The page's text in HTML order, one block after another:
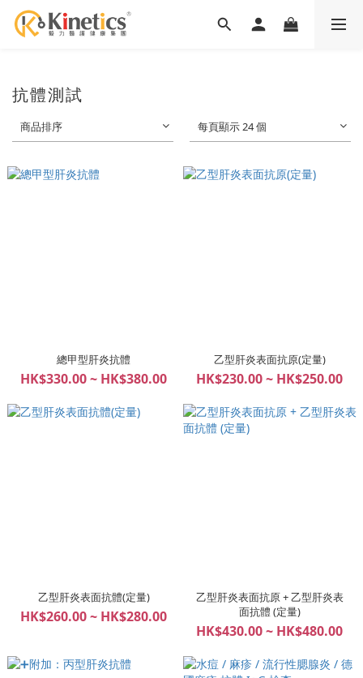
抗體測試
商品排序 每頁顯示 24 個
總甲型肝炎抗體
HK$330.00 ~ HK$380.00
乙型肝炎表面抗原(定量)
HK$230.00 ~ HK$250.00
乙型肝炎表面抗體(定量)
HK$260.00 ~ HK$280.00
乙型肝炎表面抗原 + 乙型肝炎表
面抗體 (定量)
HK$430.00 ~ HK$480.00